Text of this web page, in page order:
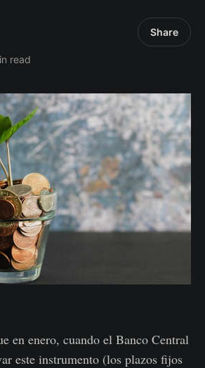
read
Share
en enero, cuando el Banco Central
este instrumento (los plazos fijos